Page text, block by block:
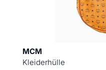
MCM
Kleiderhülle